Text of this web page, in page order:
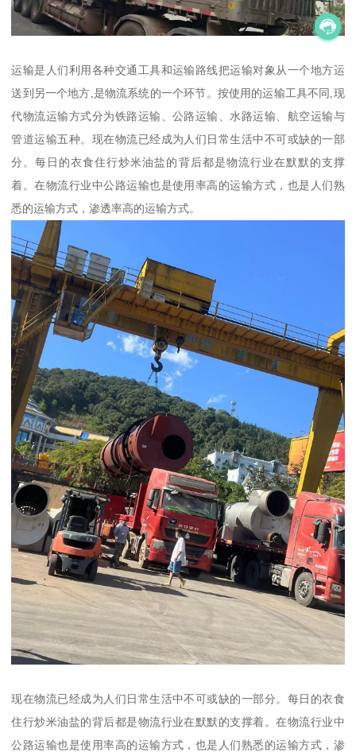
运输是人们利用各种交通工具和运输路线把运输对象从一个地方运
送到另一个地方,是物流系统的一个环节。按使用的运输工具不同,现
代物流运输方式分为铁路运输、公路运输、水路运输、航空运输与
管道运输五种。现在物流已经成为人们日常生活中不可或缺的一部
分。每日的衣食住行炒米油盐的背后都是物流行业在默默的支撑
着。在物流行业中公路运输也是使用率高的运输方式，也是人们熟
悉的运输方式，渗透率高的运输方式。
现在物流已经成为人们日常生活中不可或缺的一部分。每日的衣食
住行炒米油盐的背后都是物流行业在默默的支撑着。在物流行业中
公路运输也是使用率高的运输方式，也是人们熟悉的运输方式，渗